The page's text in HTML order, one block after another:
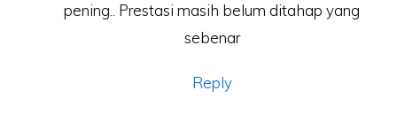
pening.. Prestasi masih belum ditahap yang
sebenar
Reply